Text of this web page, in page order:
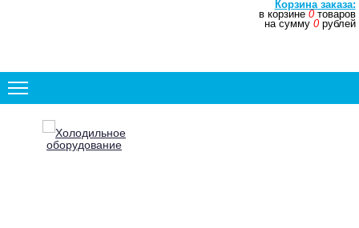
Корзина заказа:
в корзине 0товаров
на сумму 0рублей
Холодильное
оборудование